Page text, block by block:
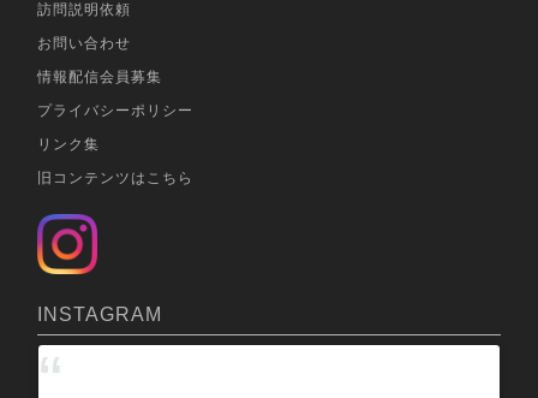
訪問説明依頼
お問い合わせ
情報配信会員募集
プライバシーポリシー
リンク集
旧コンテンツはこちら
INSTAGRAM